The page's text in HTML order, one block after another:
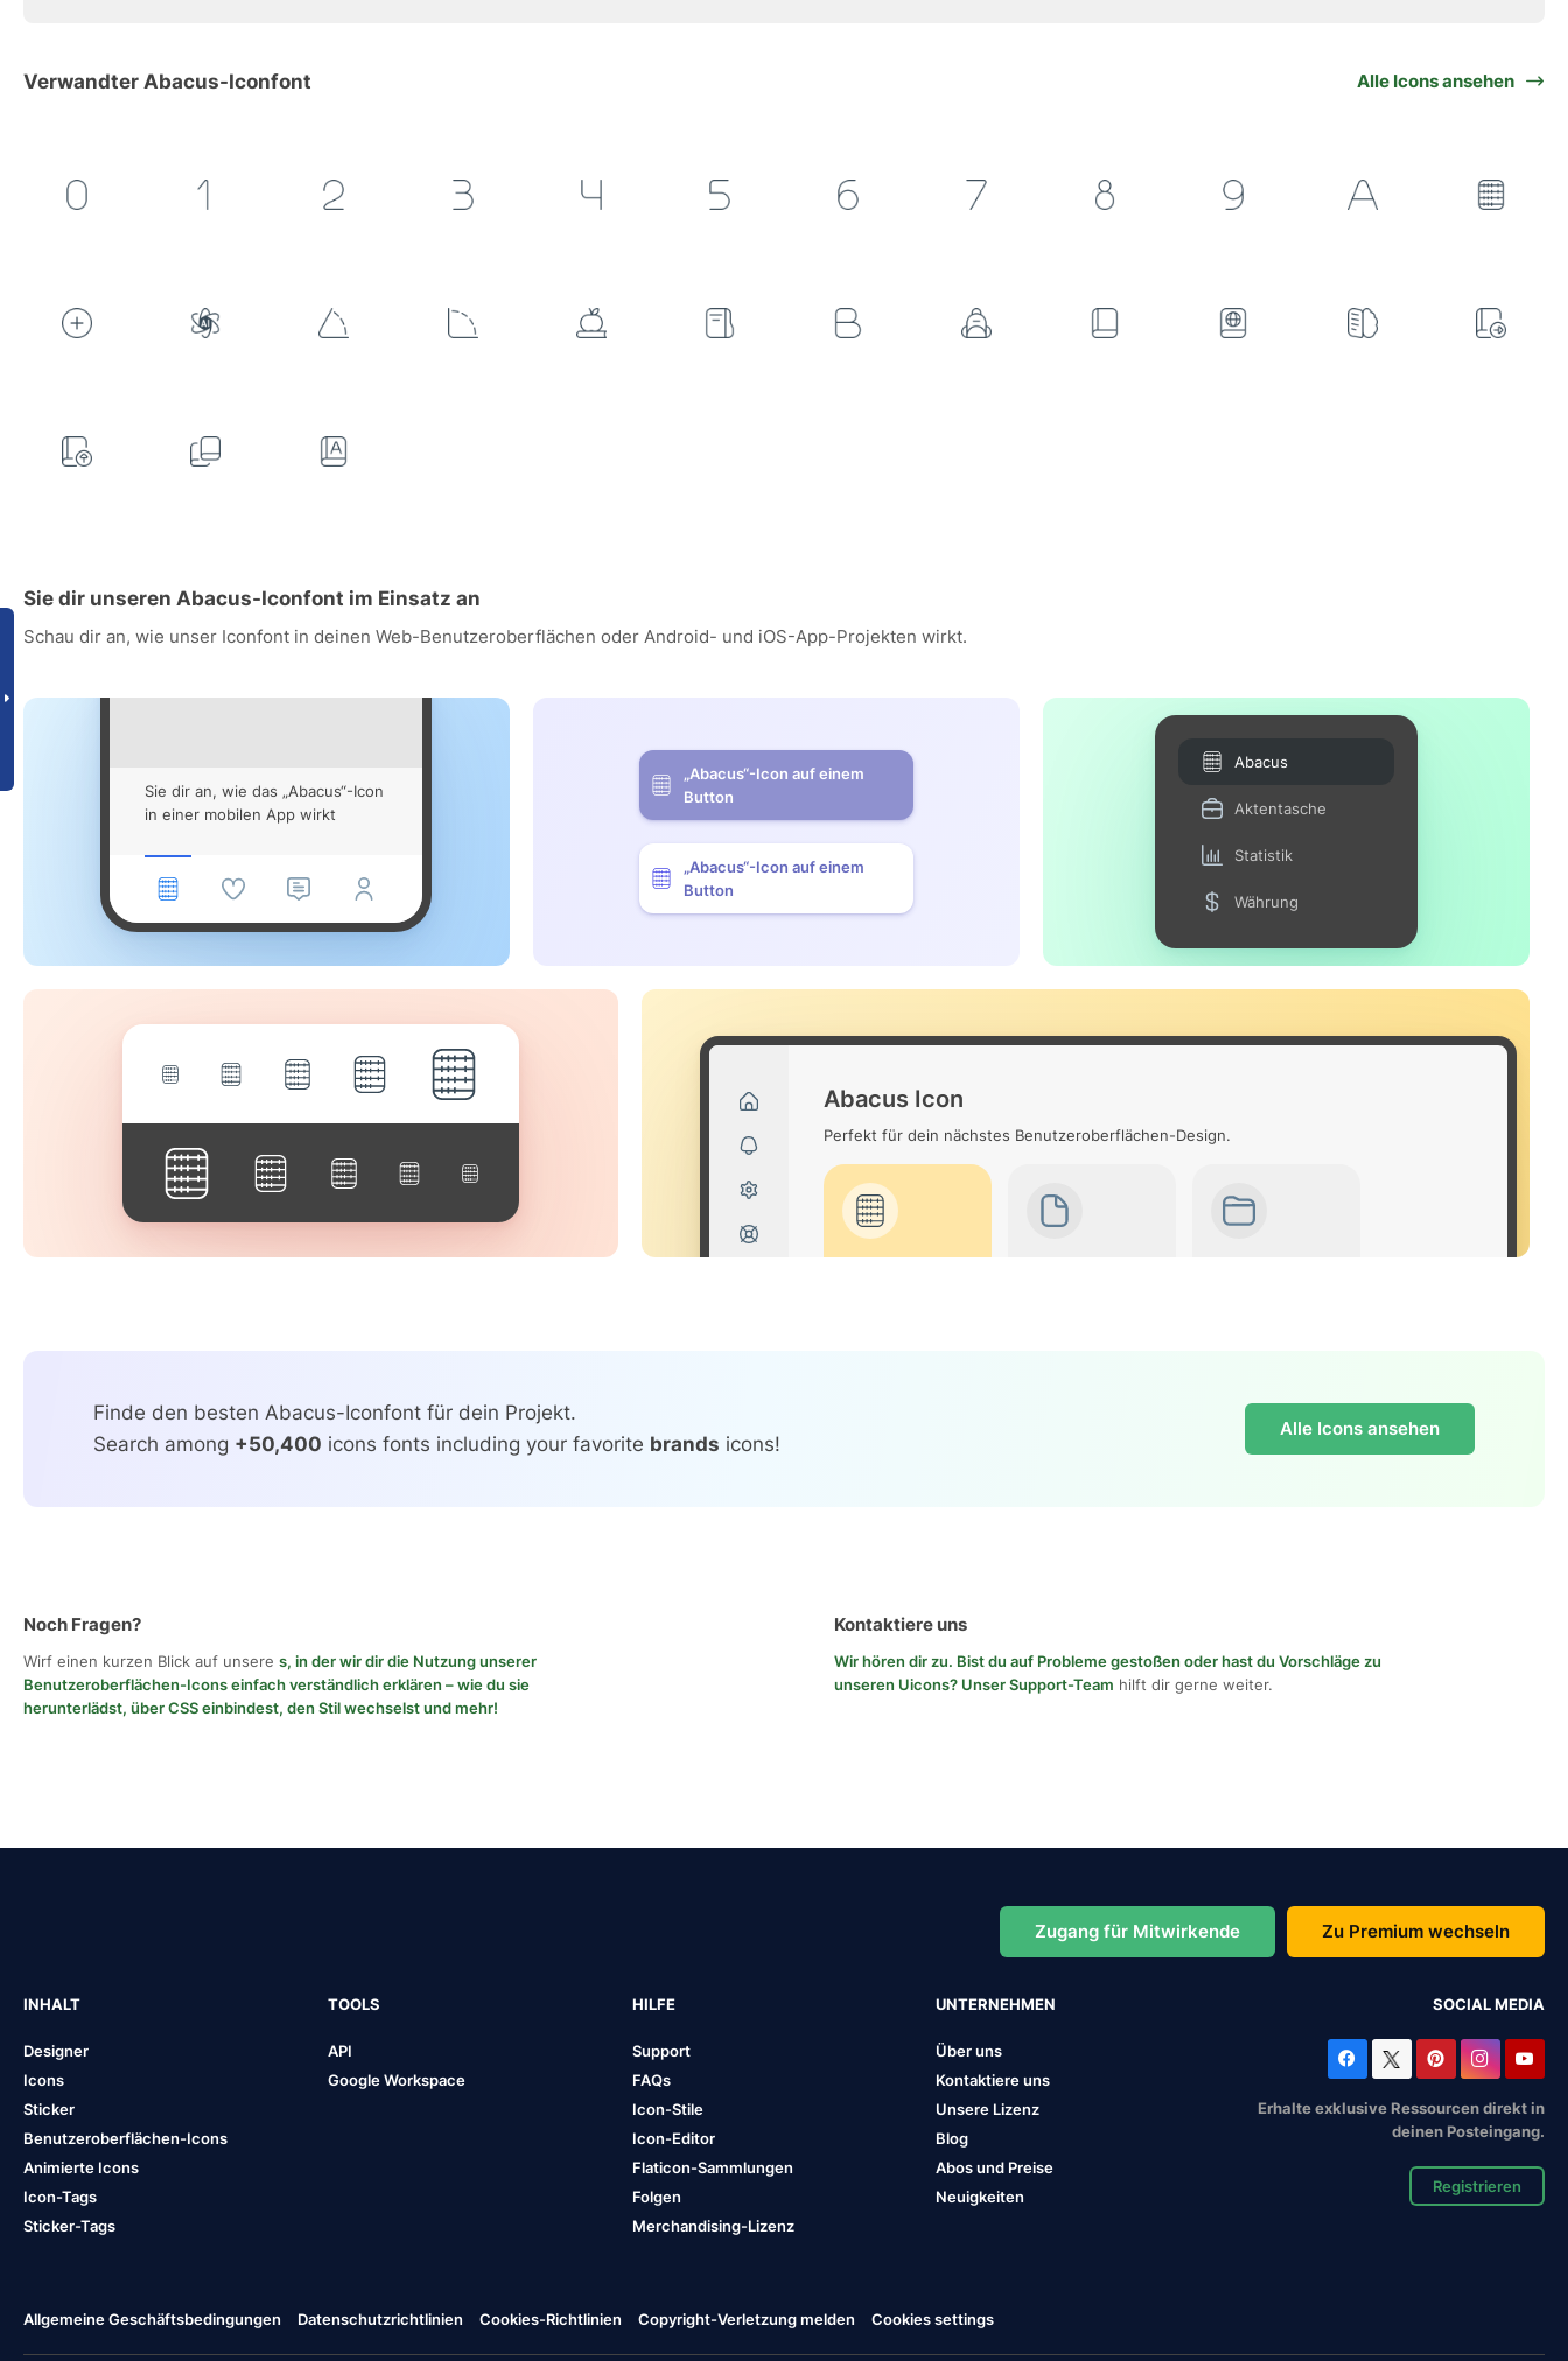
Verwandter Abacus-Iconfont Alle Icons ansehen
Sie dir unseren Abacus-Iconfont im Einsatz an
Schau dir an, wie unser Iconfont in deinen Web-Benutzeroberflächen oder Android- und iOS-App-Projekten wirkt.
Sie dir an, wie das „Abacus“-Icon
in einer mobilen App wirkt
„Abacus“-Icon auf einem
Button
„Abacus“-Icon auf einem
Button
Abacus
Aktentasche
Statistik
Währung
Abacus Icon
Perfekt für dein nächstes Benutzeroberflächen-Design.
Finde den besten Abacus-Iconfont für dein Projekt.
Search among +50,400 icons fonts including your favorite brands icons!
Alle Icons ansehen
Noch Fragen?
Wirf einen kurzen Blick auf unsere s, in der wir dir die Nutzung unserer
Benutzeroberflächen-Icons einfach verständlich erklären – wie du sie
herunterlädst, über CSS einbindest, den Stil wechselst und mehr!
Kontaktiere uns
Wir hören dir zu. Bist du auf Probleme gestoßen oder hast du Vorschläge zu
unseren Uicons? Unser Support-Team hilft dir gerne weiter.
Zugang für Mitwirkende Zu Premium wechseln
INHALT
Designer
Icons
Sticker
Benutzeroberflächen-Icons
Animierte Icons
Icon-Tags
Sticker-Tags
TOOLS
API
Google Workspace
HILFE
Support
FAQs
Icon-Stile
Icon-Editor
Flaticon-Sammlungen
Folgen
Merchandising-Lizenz
UNTERNEHMEN
Über uns
Kontaktiere uns
Unsere Lizenz
Blog
Abos und Preise
Neuigkeiten
SOCIAL MEDIA
Erhalte exklusive Ressourcen direkt in
deinen Posteingang.
Registrieren
Allgemeine Geschäftsbedingungen Datenschutzrichtlinien Cookies-Richtlinien Copyright-Verletzung melden Cookies settings